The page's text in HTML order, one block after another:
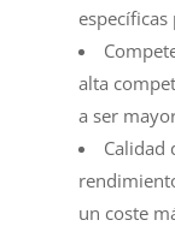
alta
a ser
Calidad
un coste